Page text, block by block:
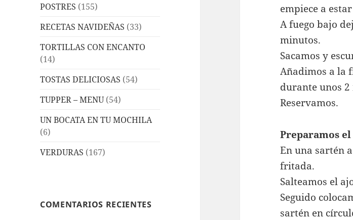
POSTRES (155)
RECETAS NAVIDEÑAS (33)
TORTILLAS CON ENCANTO
(14)
TOSTAS DELICIOSAS (54)
TUPPER – MENU(54)
UN BOCATA EN TU MOCHILA
(6)
VERDURAS (167)
COMENTARIOS RECIENTES
empiece a
A fuego bajo
minutos.
Sacamos y
Añadimos a la
durante unos
Reservamos.
Preparamos
En una sartén
fritada.
Salteamos el
Seguido
sartén en